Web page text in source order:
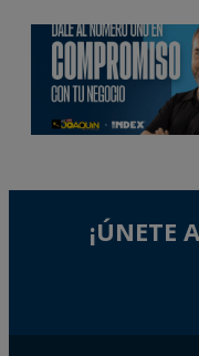
¡ÚNETE